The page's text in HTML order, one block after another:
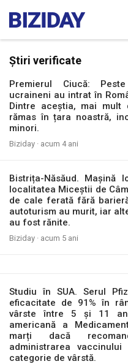
Știri verificate
Premierul Ciucă:
ucraineni au intrat în
Dintre aceștia, mai mult
rămas în țara noastră,
minori.
Biziday · acum 4 ani
Bistrița-Năsăud. Mașină
localitatea Miceștii de
de cale ferată fără
autoturism au murit, iar
au fost rănite.
Biziday · acum 5 ani
Studiu în SUA. Serul
eficacitate de 91% în
vârste între 5 și 11
americană a
marți dacă
administrarea
categorie de vârstă.